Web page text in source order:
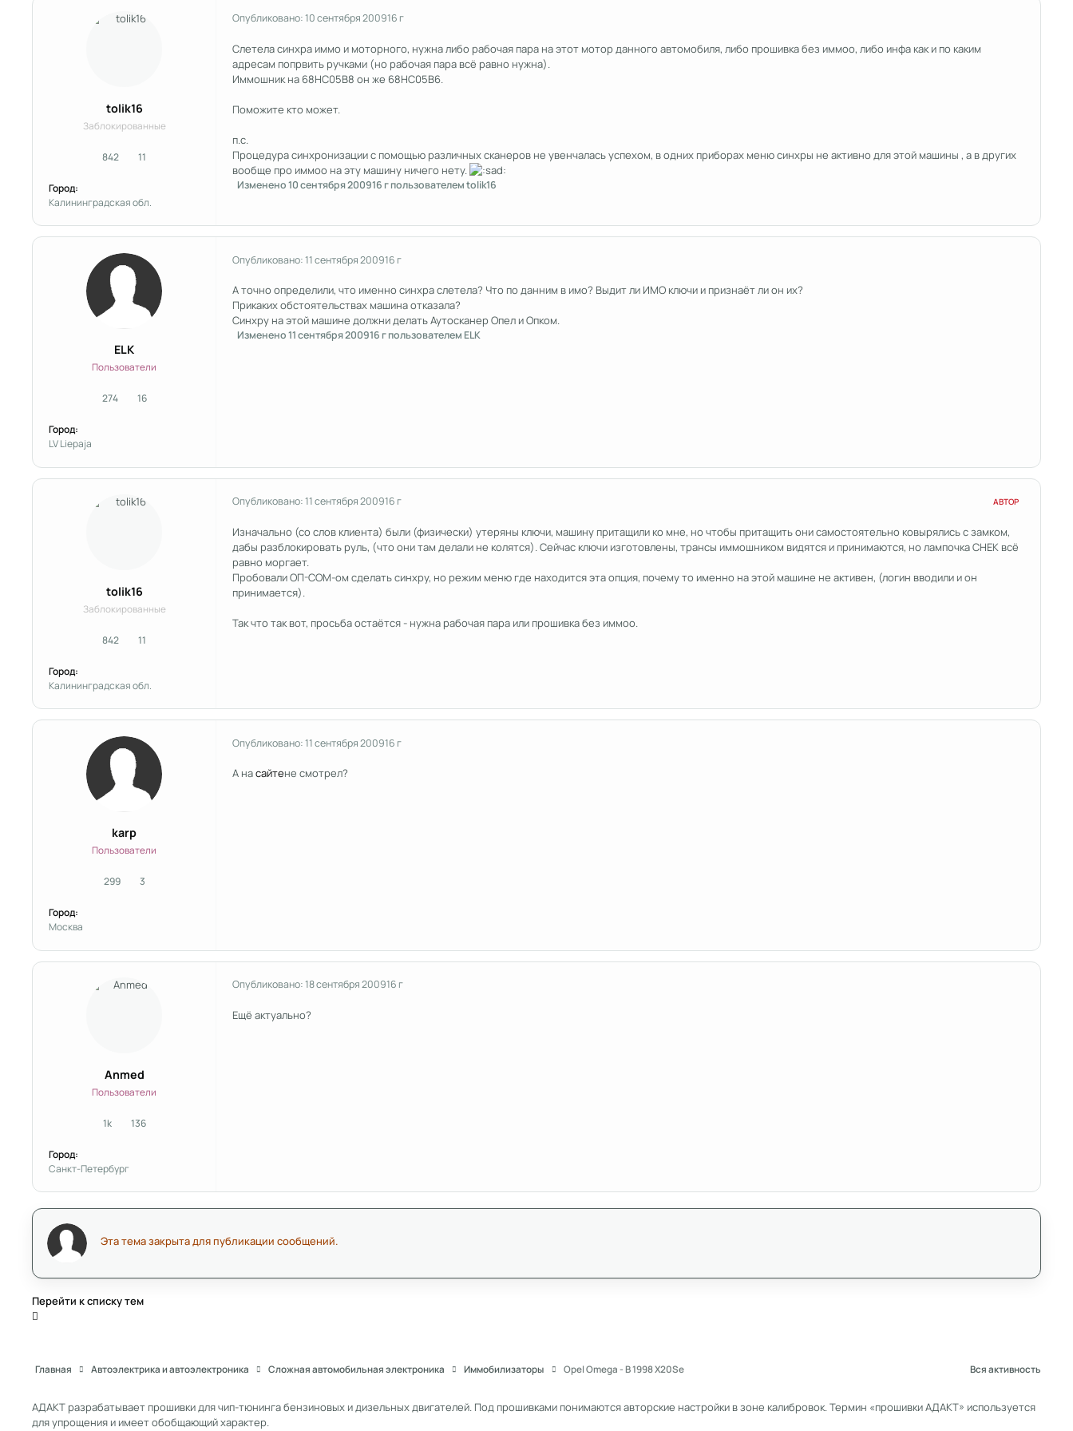
tolik16
Заблокированные
842сообщения
11Репутация
Город:
Калининградская обл.
Опубликовано:10 сентября 200916 г
Слетела синхра иммо и моторного, нужна либо рабочая пара на этот мотор данного автомобиля, либо прошивка без иммоо, либо инфа как и по каким
адресам попрвить ручками (но рабочая пара всё равно нужна).
Иммошник на 68HC05B8 он же 68HC05B6.
Поможите кто может.
п.с.
Процедура синхронизации с помощью различных сканеров не увенчалась успехом, в одних приборах меню синхры не активно для этой машины , а в других
вообще про иммоо на эту машину ничего нету.
Изменено10 сентября 200916 гпользователем tolik16
ELK
Пользователи
274сообщения
16Репутация
Город:
LV Liepaja
Опубликовано:11 сентября 200916 г
А точно определили, что именно синхра слетела? Что по данним в имо? Выдит ли ИМО ключи и признаёт ли он их?
Прикаких обстоятельствах машина отказала?
Синхру на этой машине должни делать Аутосканер Опел и Опком.
Изменено11 сентября 200916 гпользователем ELK
tolik16
Заблокированные
842сообщения
11Репутация
Город:
Калининградская обл.
Опубликовано:11 сентября 200916 г АВТОР
Изначально (со слов клиента) были (физически) утеряны ключи, машину притащили ко мне, но чтобы притащить они самостоятельно ковырялись с замком,
дабы разблокировать руль, (что они там делали не колятся). Сейчас ключи изготовлены, трансы иммошником видятся и принимаются, но лампочка CHEK всё
равно моргает.
Пробовали ОП-СОМ-ом сделать синхру, но режим меню где находится эта опция, почему то именно на этой машине не активен, (логин вводили и он
принимается).
Так что так вот, просьба остаётся - нужна рабочая пара или прошивка без иммоо.
karp
Пользователи
299сообщения
3Репутация
Город:
Москва
Опубликовано:11 сентября 200916 г
А насайтене смотрел?
Anmed
Пользователи
1kсообщения
136Репутация
Город:
Санкт-Петербург
Опубликовано:18 сентября 200916 г
Ещё актуально?
Эта тема закрыта для публикации сообщений.
Перейти к списку тем
Главная Автоэлектрика и автоэлектроника Сложная автомобильная электроника Иммобилизаторы Opel Omega - B 1998 X20Se Вся активность
АДАКТ разрабатывает прошивки для чип-тюнинга бензиновых и дизельных двигателей. Под прошивками понимаются авторские настройки в зоне калибровок. Термин «прошивки АДАКТ» используется
для упрощения и имеет обобщающий характер.